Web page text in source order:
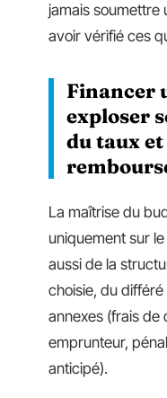
jamais soumettre
avoir vérifié ces
Financer
exploser
du taux
La maîtrise du
uniquement sur
aussi de la
choisie, du
annexes (frais de
emprunteur,
anticipé).